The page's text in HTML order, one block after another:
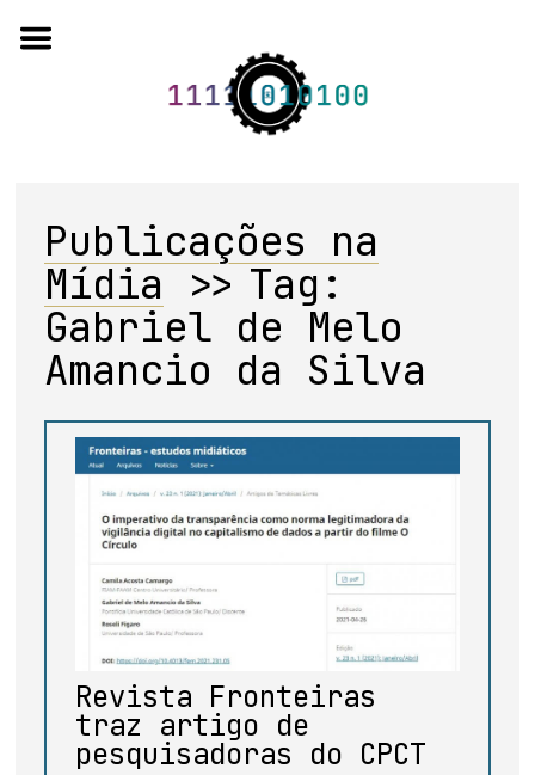
to
o projeto
quem somos
artigos em periódicos
anais de eventos
capítulos de livros
editorial
publicações na mídia
Publicações na
Mídia >> Tag:
Gabriel de Melo
Amancio da Silva
Revista Fronteiras
traz artigo de
pesquisadoras do CPCT